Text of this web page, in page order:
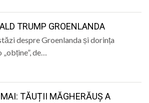
TRUMP GROENLANDA
despre Groenlanda și dorința
de…
TĂUȚII MĂGHERĂUȘ A